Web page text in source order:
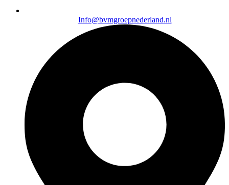
Info@bvmgroepnederland.nl